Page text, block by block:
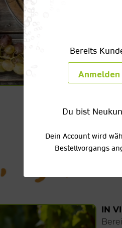
IN
Bereits
Anmelden
Du bist
Dein Account wird
Bestellvorgangs